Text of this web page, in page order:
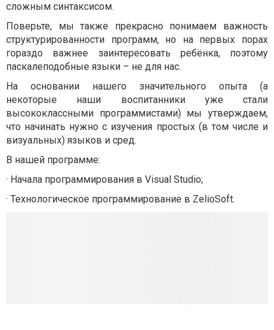
сложным синтаксисом.
Поверьте, мы также прекрасно понимаем важность
структурированности программ, но на первых порах
гораздо важнее заинтересовать ребёнка, поэтому
паскалеподобные языки – не для нас.
На основании нашего значительного опыта (а
некоторые наши воспитанники уже стали
высококлассными программистами) мы утверждаем,
что начинать нужно с изучения простых (в том числе и
визуальных) языков и сред.
В нашей программе:
· Начала программирования в Visual Studio;
· Технологическое программирование в ZelioSoft.